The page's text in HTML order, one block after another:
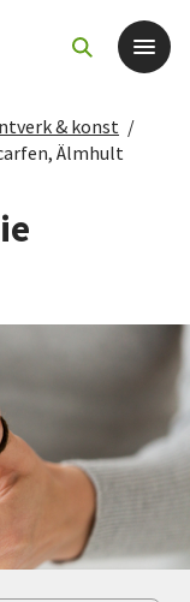
& konst /
Älmhult